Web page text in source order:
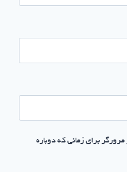
برای زمانی که دوباره